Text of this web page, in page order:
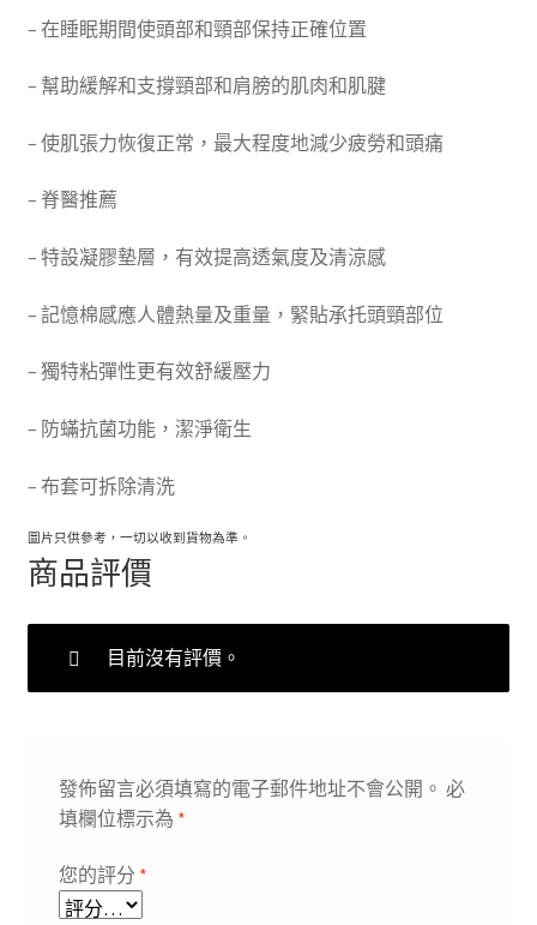
– 在睡眠期間使頭部和頸部保持正確位置
– 幫助緩解和支撐頸部和肩膀的肌肉和肌腱
– 使肌張力恢復正常，最大程度地減少疲勞和頭痛
– 脊醫推薦
– 特設凝膠墊層，有效提高透氣度及清涼感
– 記憶棉感應人體熱量及重量，緊貼承托頭頸部位
– 獨特粘彈性更有效舒緩壓力
– 防蟎抗菌功能，潔淨衛生
– 布套可拆除清洗
圖片只供參考，一切以收到貨物為準。
商品評價
目前沒有評價。
發佈留言必須填寫的電子郵件地址不會公開。 必
填欄位標示為 *
您的評分 *